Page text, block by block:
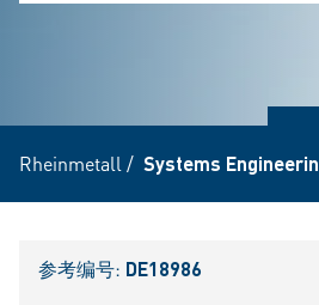
Rheinmetall / Systems
参考编号: DE18986